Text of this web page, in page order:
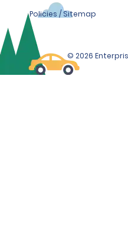
Policies / Sitemap
© 2026